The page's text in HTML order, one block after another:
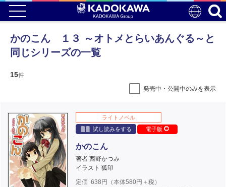
かのこん １３ ～オトメとらいあんぐる～と
同じシリーズの一覧
15件
発売中・公開中のみを表示
ライトノベル
試し読みをする
電子版
かのこん
著者 西野かつみ
イラスト 狐印
定価 638 円（本体580円＋税）